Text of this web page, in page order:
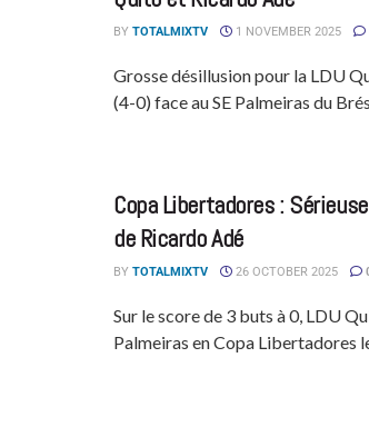
BY TOTALMIXTV 1 NOVEMBER 2025
Grosse désillusion pour la LDU
(4-0) face au SE Palmeiras du
Copa Libertadores :
de Ricardo Adé
BY TOTALMIXTV 26 OCTOBER 2025
Sur le score de 3 buts à 0, LDU
Palmeiras en Copa Libertadores